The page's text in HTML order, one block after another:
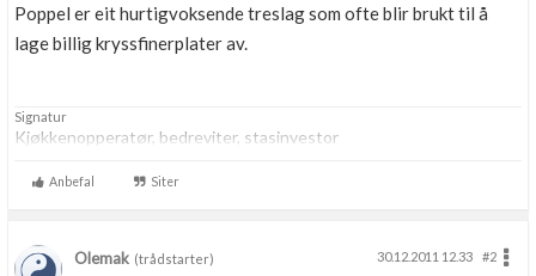
Poppel er eit hurtigvoksende treslag som ofte blir brukt til å
lage billig kryssfinerplater av.
Signatur
Kjøkkenopperatør, bedreviter, stasinvestor
Anbefal Siter
Olemak (trådstarter) 30.12.2011 12.33
#2